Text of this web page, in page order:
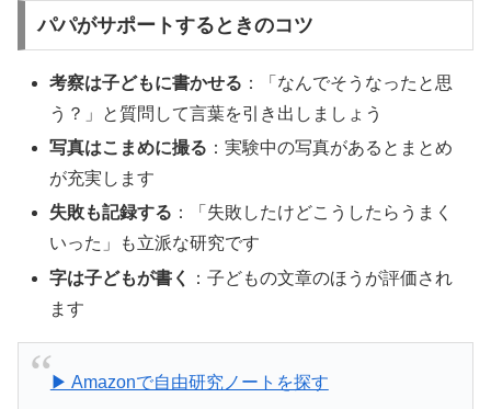
パパがサポートするときのコツ
考察は子どもに書かせる ：「なんでそうなったと思
う？」と質問して言葉を引き出しましょう
写真はこまめに撮る ：実験中の写真があるとまとめ
が充実します
失敗も記録する ：「失敗したけどこうしたらうまく
いった」も立派な研究です
字は子どもが書く
：子どもの文章のほうが評価され
ます
▶ Amazonで自由研究ノートを探す